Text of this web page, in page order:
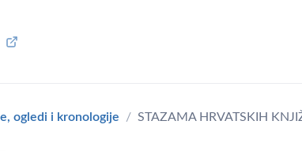
ogledi i kronologije STAZAMA HRVATSKIH